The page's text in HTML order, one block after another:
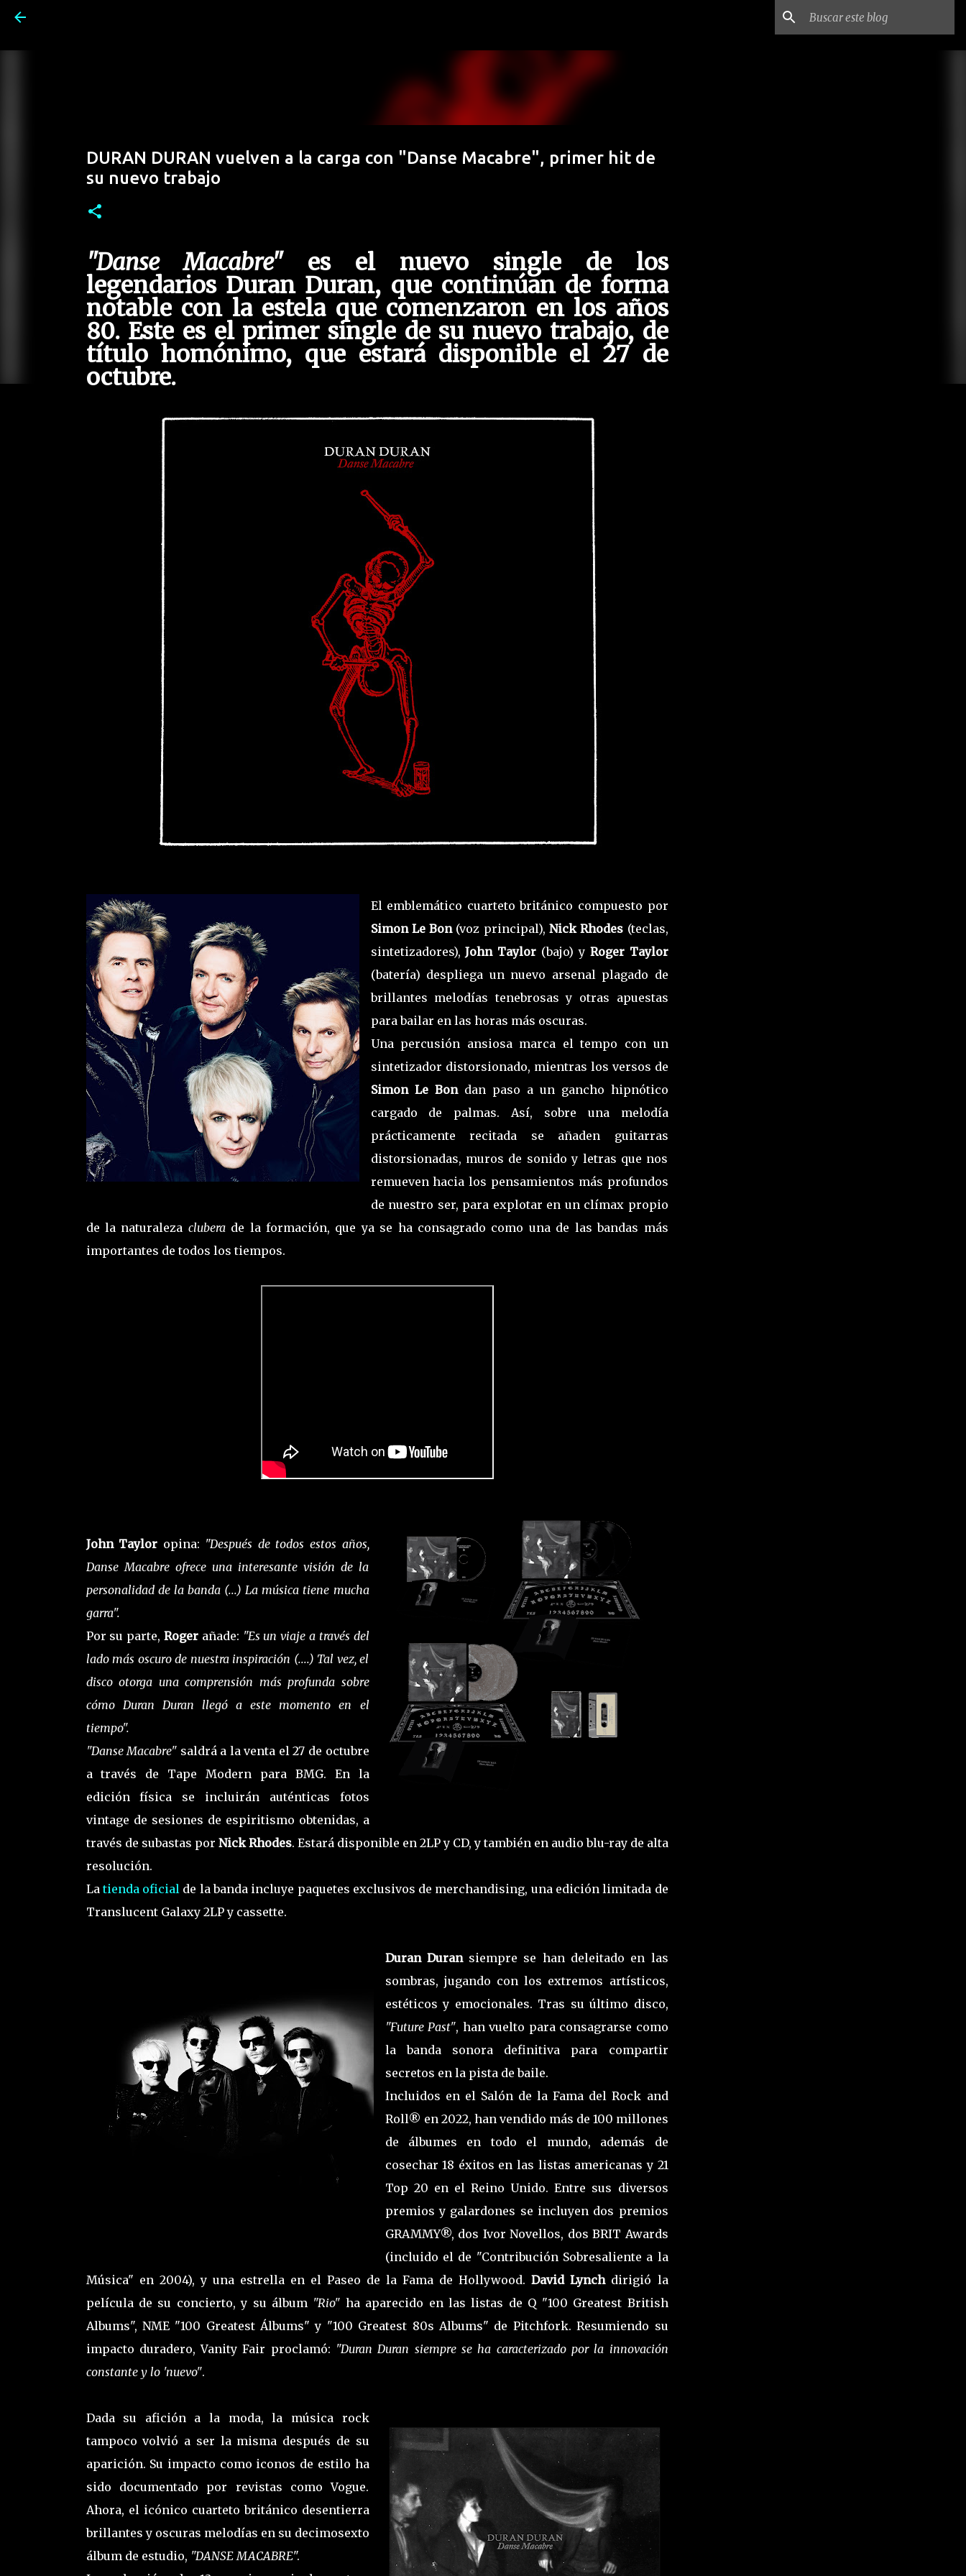
DURAN DURAN vuelven a la carga con "Danse Macabre", primer hit de
su nuevo trabajo
"Danse Macabre"es el nuevo single de los
legendarios Duran Duran, que continúan de forma
notable con la estela que comenzaron en los años
80. Este es el primer single de su nuevo trabajo, de
título homónimo, que estará disponible el 27 de
octubre.
El emblemático cuarteto británico compuesto por
Simon Le Bon(voz principal), Nick Rhodes (teclas,
sintetizadores),John Taylor (bajo) yRoger Taylor
(batería) despliega un nuevo arsenal plagado de
brillantes melodías tenebrosas y otras apuestas
para bailar en las horas más oscuras.
Una percusión ansiosa marca el tempo con un
sintetizador distorsionado, mientras los versos de
Simon Le Bondan paso a un gancho hipnótico
cargado de palmas. Así, sobre una melodía
prácticamente recitada se añaden guitarras
distorsionadas, muros de sonido y letras que nos
remueven hacia los pensamientos más profundos
de nuestro ser, para explotar en un clímax propio
de la naturaleza clubera de la formación, que ya se ha consagrado como una de las bandas más
importantes de todos los tiempos.
John Taylor opina: "Después de todos estos años,
Danse Macabre ofrece una interesante visión de la
personalidad de la banda (...) La música tiene mucha
garra".
Por su parte, Roger añade: "Es un viaje a través del
lado más oscuro de nuestra inspiración (....) Tal vez, el
disco otorga una comprensión más profunda sobre
cómo Duran Duran llegó a este momento en el
tiempo".
"Danse Macabre" saldrá a la venta el 27 de octubre
a través de Tape Modern para BMG. En la
edición física se incluirán auténticas fotos
vintage de sesiones de espiritismo obtenidas, a
través de subastas por Nick Rhodes. Estará disponible en 2LP y CD, y también en audio blu-ray de alta
resolución.
Latienda oficial de la banda incluye paquetes exclusivos de merchandising, una edición limitada de
Translucent Galaxy 2LP y cassette.
Duran Duransiempre se han deleitado en las
sombras, jugando con los extremos artísticos,
estéticos y emocionales. Tras su último disco,
"Future Past", han vuelto para consagrarse como
la banda sonora definitiva para compartir
secretos en la pista de baile.
Incluidos en el Salón de la Fama del Rock and
Roll® en 2022, han vendido más de 100 millones
de álbumes en todo el mundo, además de
cosechar 18 éxitos en las listas americanas y 21
Top 20 en el Reino Unido. Entre sus diversos
premios y galardones se incluyen dos premios
GRAMMY®, dos Ivor Novellos, dos BRIT Awards
(incluido el de "Contribución Sobresaliente a la
Música" en 2004), y una estrella en el Paseo de la Fama de Hollywood.David Lynchdirigió la
película de su concierto, y su álbum "Rio" ha aparecido en las listas de Q "100 Greatest British
Albums", NME "100 Greatest Álbums" y "100 Greatest 80s Albums" de Pitchfork. Resumiendo su
impacto duradero, Vanity Fair proclamó: "Duran Duran siempre se ha caracterizado por la innovación
constante y lo 'nuevo".
Dada su afición a la moda, la música rock
tampoco volvió a ser la misma después de su
aparición. Su impacto como iconos de estilo ha
sido documentado por revistas como Vogue.
Ahora, el icónico cuarteto británico desentierra
brillantes y oscuras melodías en su decimosexto
álbum de estudio, "DANSE MACABRE".